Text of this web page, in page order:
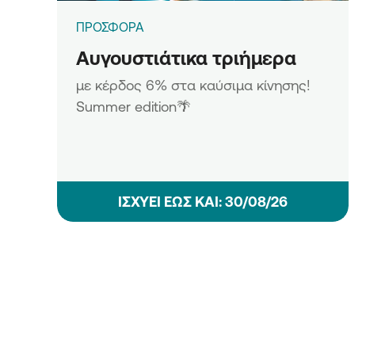
ΠΡΟΣΦΟΡΑ
Αυγουστιάτικα τριήμερα
με κέρδος 6% στα καύσιμα κίνησης!
Summer edition🌴
ΙΣΧΥΕΙ ΕΩΣ ΚΑΙ: 30/08/26